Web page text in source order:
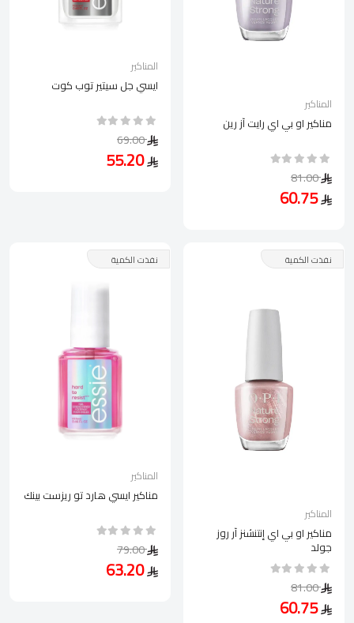
المناكير
مناكير او بي اي رايت آز رين
81.00
60.75
المناكير
ايسي جل سيتير توب كوت
69.00
55.20
نفذت الكمية
المناكير
مناكير او بي اي إنتنشنز آر روز
جولد
81.00
60.75
نفذت الكمية
المناكير
مناكير ايسي هارد تو ريزست بينك
79.00
63.20